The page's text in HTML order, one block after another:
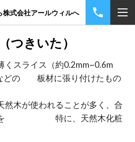
式会社アールウィルへ
つきいた）
くスライス（約0.2mm~0.6m
どの 板材に張り付けたもの
。
が使われることが多く、合
のを 特に、天然木化粧